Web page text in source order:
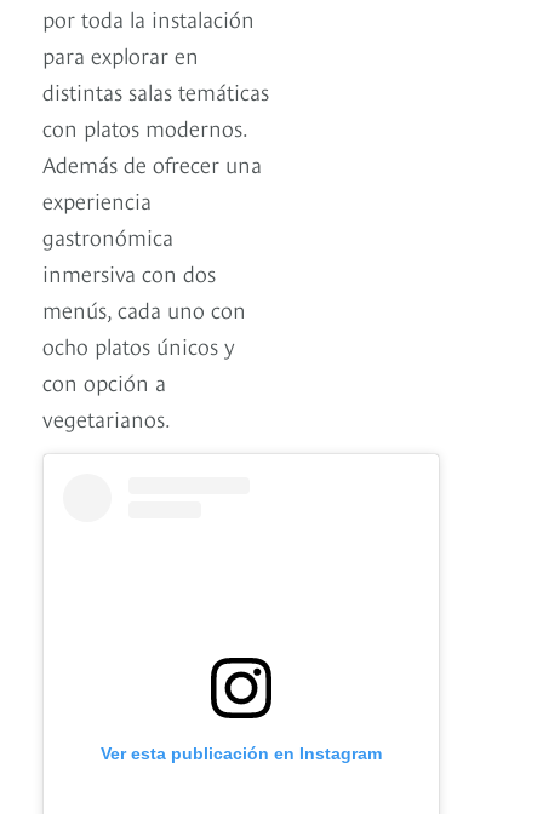
por toda la instalación
para explorar en
distintas salas temáticas
con platos modernos.
Además de ofrecer una
experiencia
gastronómica
inmersiva con dos
menús, cada uno con
ocho platos únicos y
con opción a
vegetarianos.
Ver esta publicación en Instagram